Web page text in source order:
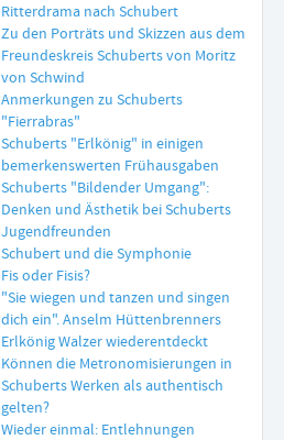
Ritterdrama nach Schubert
Zu den Porträts und Skizzen aus dem
Freundeskreis Schuberts von Moritz
von Schwind
Anmerkungen zu Schuberts
"Fierrabras"
Schuberts "Erlkönig" in einigen
bemerkenswerten Frühausgaben
Schuberts "Bildender Umgang":
Denken und Ästhetik bei Schuberts
Jugendfreunden
Schubert und die Symphonie
Fis oder Fisis?
"Sie wiegen und tanzen und singen
dich ein". Anselm Hüttenbrenners
Erlkönig Walzer wiederentdeckt
Können die Metronomisierungen in
Schuberts Werken als authentisch
gelten?
Wieder einmal: Entlehnungen